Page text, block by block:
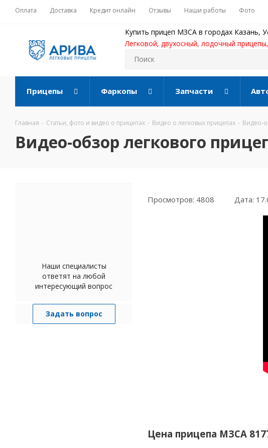
Оплата Доставка Кредит онлайн Отзывы Наши работы Фото
Купить прицеп МЗСА в городах Казань,
Легковой, двухосный, лодочный
Прицепы Фаркопы Запчасти
Главная - Статьи, фото и видео о прицепах - Видео о легковых прицепах - Видео-
Видео-обзор легкового
Просмотров: 4808 Дата:
Цена прицепа МЗСА
Наши специалисты
ответят на любой
интересующий вопрос
Задать вопрос